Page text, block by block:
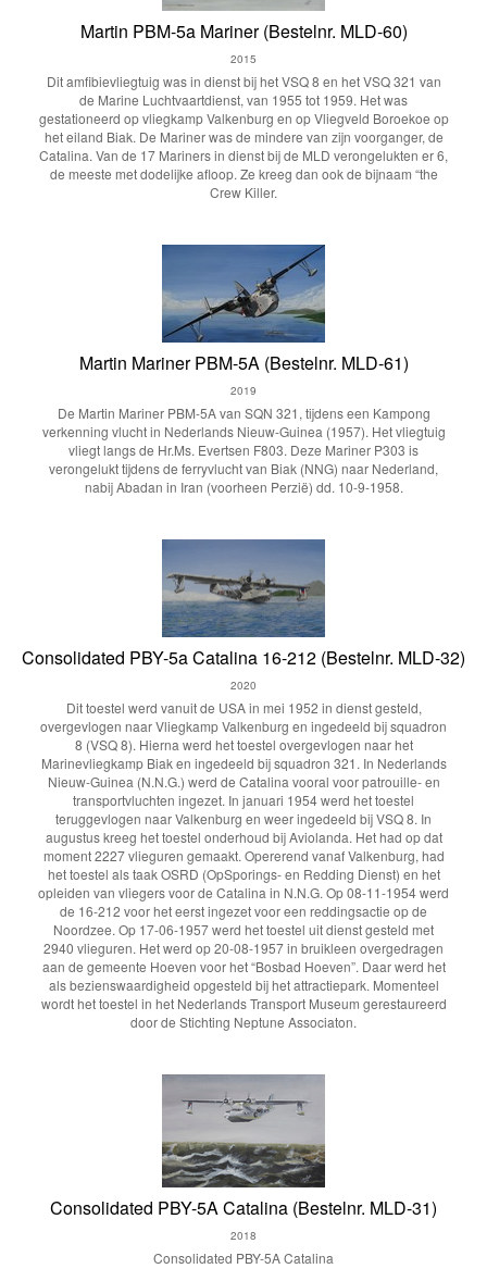
Martin PBM-5a Mariner (Bestelnr. MLD-60)
2015
Dit amfibievliegtuig was in dienst bij het VSQ 8 en het VSQ 321 van
de Marine Luchtvaartdienst, van 1955 tot 1959. Het was
gestationeerd op vliegkamp Valkenburg en op Vliegveld Boroekoe op
het eiland Biak. De Mariner was de mindere van zijn voorganger, de
Catalina. Van de 17 Mariners in dienst bij de MLD verongelukten er 6,
de meeste met dodelijke afloop. Ze kreeg dan ook de bijnaam “the
Crew Killer.
Martin Mariner PBM-5A (Bestelnr. MLD-61)
2019
De Martin Mariner PBM-5A van SQN 321, tijdens een Kampong
verkenning vlucht in Nederlands Nieuw-Guinea (1957). Het vliegtuig
vliegt langs de Hr.Ms. Evertsen F803. Deze Mariner P303 is
verongelukt tijdens de ferryvlucht van Biak (NNG) naar Nederland,
nabij Abadan in Iran (voorheen Perzië) dd. 10-9-1958.
Consolidated PBY-5a Catalina 16-212 (Bestelnr. MLD-32)
2020
Dit toestel werd vanuit de USA in mei 1952 in dienst gesteld,
overgevlogen naar Vliegkamp Valkenburg en ingedeeld bij squadron
8 (VSQ 8). Hierna werd het toestel overgevlogen naar het
Marinevliegkamp Biak en ingedeeld bij squadron 321. In Nederlands
Nieuw-Guinea (N.N.G.) werd de Catalina vooral voor patrouille- en
transportvluchten ingezet. In januari 1954 werd het toestel
teruggevlogen naar Valkenburg en weer ingedeeld bij VSQ 8. In
augustus kreeg het toestel onderhoud bij Aviolanda. Het had op dat
moment 2227 vlieguren gemaakt. Opererend vanaf Valkenburg, had
het toestel als taak OSRD (OpSporings- en Redding Dienst) en het
opleiden van vliegers voor de Catalina in N.N.G. Op 08-11-1954 werd
de 16-212 voor het eerst ingezet voor een reddingsactie op de
Noordzee. Op 17-06-1957 werd het toestel uit dienst gesteld met
2940 vlieguren. Het werd op 20-08-1957 in bruikleen overgedragen
aan de gemeente Hoeven voor het “Bosbad Hoeven”. Daar werd het
als bezienswaardigheid opgesteld bij het attractiepark. Momenteel
wordt het toestel in het Nederlands Transport Museum gerestaureerd
door de Stichting Neptune Associaton.
Consolidated PBY-5A Catalina (Bestelnr. MLD-31)
2018
Consolidated PBY-5A Catalina